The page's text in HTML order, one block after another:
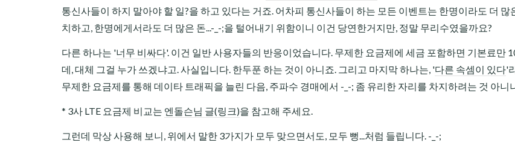
통신사들이 하지 말아야 할 일?을 하고 있다는 거죠. 어차피 통신사들이 하는 모든 이벤트는 한명이라도 더 많
치하고, 한명에게서라도 더 많은 돈...-_-;을 털어내기 위함이니 이건 당연한거지만, 정말 무리수였을까요?
다른 하나는 '너무 비싸다'. 이건 일반 사용자들의 반응이었습니다. 무제한 요금제에 세금 포함하면 기본료만
데, 대체 그걸 누가 쓰겠냐고. 사실입니다. 한두푼 하는 것이 아니죠. 그리고 마지막 하나는, '다른 속셈이 있다'
무제한 요금제를 통해 데이타 트래픽을 늘린 다음, 주파수 경매에서 -_-; 좀 유리한 자리를 차지하려는 것 아니
* 3사 LTE 요금제 비교는 엔돌슨님 글(링크)을 참고해 주세요.
그런데 막상 사용해 보니, 위에서 말한 3가지가 모두 맞으면서도, 모두 뻥...처럼 들립니다. -_-;